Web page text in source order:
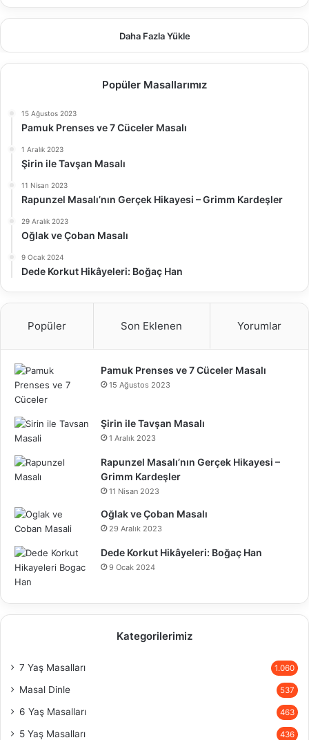
Daha Fazla Yükle
Popüler Masallarımız
15 Ağustos 2023
Pamuk Prenses ve 7 Cüceler Masalı
1 Aralık 2023
Şirin ile Tavşan Masalı
11 Nisan 2023
Rapunzel Masalı’nın Gerçek Hikayesi – Grimm Kardeşler
29 Aralık 2023
Oğlak ve Çoban Masalı
9 Ocak 2024
Dede Korkut Hikâyeleri: Boğaç Han
Popüler Son Eklenen Yorumlar
Pamuk Prenses ve 7 Cüceler Masalı
15 Ağustos 2023
Şirin ile Tavşan Masalı
1 Aralık 2023
Rapunzel Masalı’nın Gerçek Hikayesi –
Grimm Kardeşler
11 Nisan 2023
Oğlak ve Çoban Masalı
29 Aralık 2023
Dede Korkut Hikâyeleri: Boğaç Han
9 Ocak 2024
Kategorilerimiz
7 Yaş Masalları 1.060
Masal Dinle 537
6 Yaş Masalları 463
5 Yaş Masalları 436